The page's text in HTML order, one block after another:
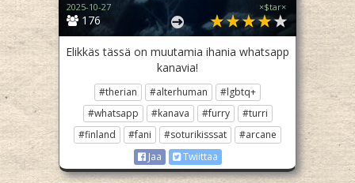
176
2025-10-27 ×$tar×
Elikkäs tässä on muutamia ihania whatsapp
kanavia!
#therian #alterhuman
#lgbtq+
#whatsapp
#kanava #furry
#turri
#finland
#fani #soturikisssat
#arcane
Jaa
Twiittaa